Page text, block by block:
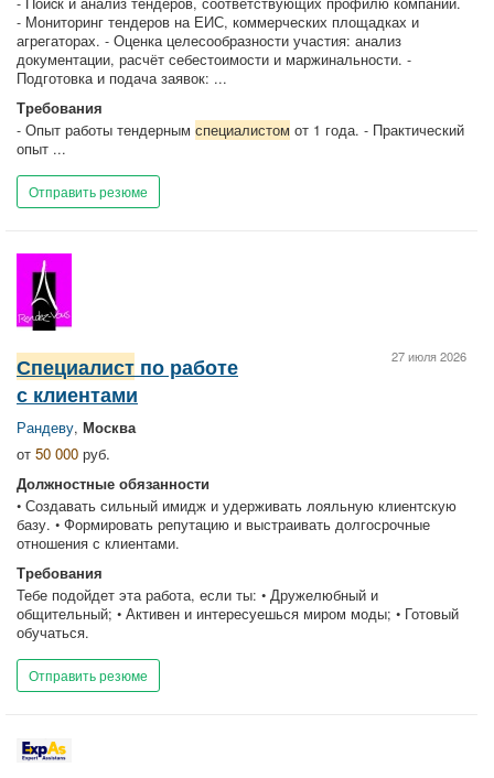
- Мониторинг тендеров на ЕИС, коммерческих площадках и
агрегаторах. - Оценка целесообразности участия: анализ
документации, расчёт себестоимости и маржинальности. -
Подготовка и подача заявок: ...
Требования
- Опыт работы тендерным специалистом от 1 года. - Практический
опыт ...
Отправить резюме
27 июля 2026
Специалист по работе
с клиентами
Рандеву, Москва
от 50 000 руб.
Должностные обязанности
• Создавать сильный имидж и удерживать лояльную клиентскую
базу. • Формировать репутацию и выстраивать долгосрочные
отношения с клиентами.
Требования
Тебе подойдет эта работа, если ты: • Дружелюбный и
общительный; • Активен и интересуешься миром моды; • Готовый
обучаться.
Отправить резюме